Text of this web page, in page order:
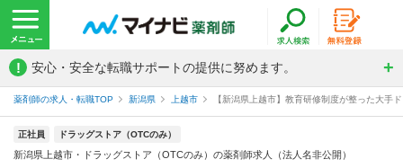
! 安心・安全な転職サポートの提供に努めます。
薬剤師の求人・転職TOP 新潟県 上越市 【新潟県上越市】教育研修制度が整った大手
正社員 ドラッグストア（OTCのみ）
新潟県上越市・ドラッグストア（OTCのみ）の薬剤師求人（法人名非公開）